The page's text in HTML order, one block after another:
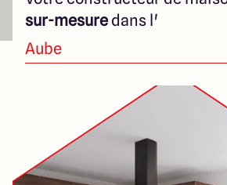
40 Route de Troyes
10120 Saint-Germain
4.6
sur-mesure dans l'
Aube